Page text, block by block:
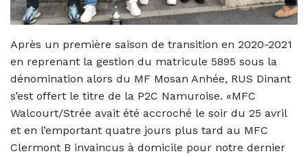
Après un première saison de transition en 2020-2021
en reprenant la gestion du matricule 5895 sous la
dénomination alors du MF Mosan Anhée, RUS Dinant
s’est offert le titre de la P2C Namuroise. «MFC
Walcourt/Strée avait été accroché le soir du 25 avril
et en l’emportant quatre jours plus tard au MFC
Clermont B invaincus à domicile pour notre dernier